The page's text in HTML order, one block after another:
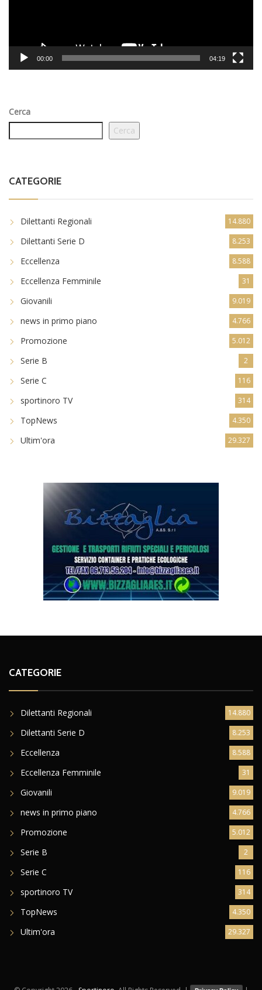
00:00 04:19
Cerca
Cerca
CATEGORIE
Dilettanti Regionali 14.880
Dilettanti Serie D 8.253
Eccellenza 8.588
Eccellenza Femminile 31
Giovanili 9.019
news in primo piano 4.766
Promozione 5.012
Serie B 2
Serie C 116
sportinoro TV 314
TopNews 4.350
Ultim'ora 29.327
CATEGORIE
Dilettanti Regionali 14.880
Dilettanti Serie D 8.253
Eccellenza 8.588
Eccellenza Femminile 31
Giovanili 9.019
news in primo piano 4.766
Promozione 5.012
Serie B 2
Serie C 116
sportinoro TV 314
TopNews 4.350
Ultim'ora 29.327